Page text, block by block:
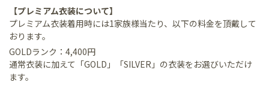
【プレミアム衣装について】
プレミアム衣装着用時には1家族様当たり、以下の料金を頂戴して
おります。
GOLDランク：4,400円
通常衣装に加えて「GOLD」「SILVER」の衣装をお選びいただけ
ます。